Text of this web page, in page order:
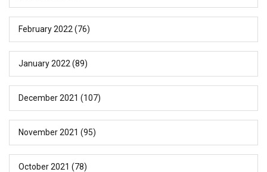
February 2022 (76)
January 2022 (89)
December 2021 (107)
November 2021 (95)
October 2021 (78)